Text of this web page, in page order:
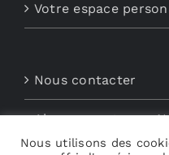
Votre espace
Nous contacter
Abonnements aux
Nous utilisons des